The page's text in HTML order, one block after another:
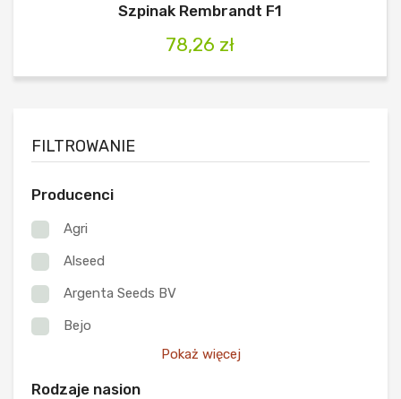
Szpinak Rembrandt F1
78,26 zł
FILTROWANIE
Producenci
Agri
Alseed
Argenta Seeds BV
Bejo
Pokaż więcej
Rodzaje nasion